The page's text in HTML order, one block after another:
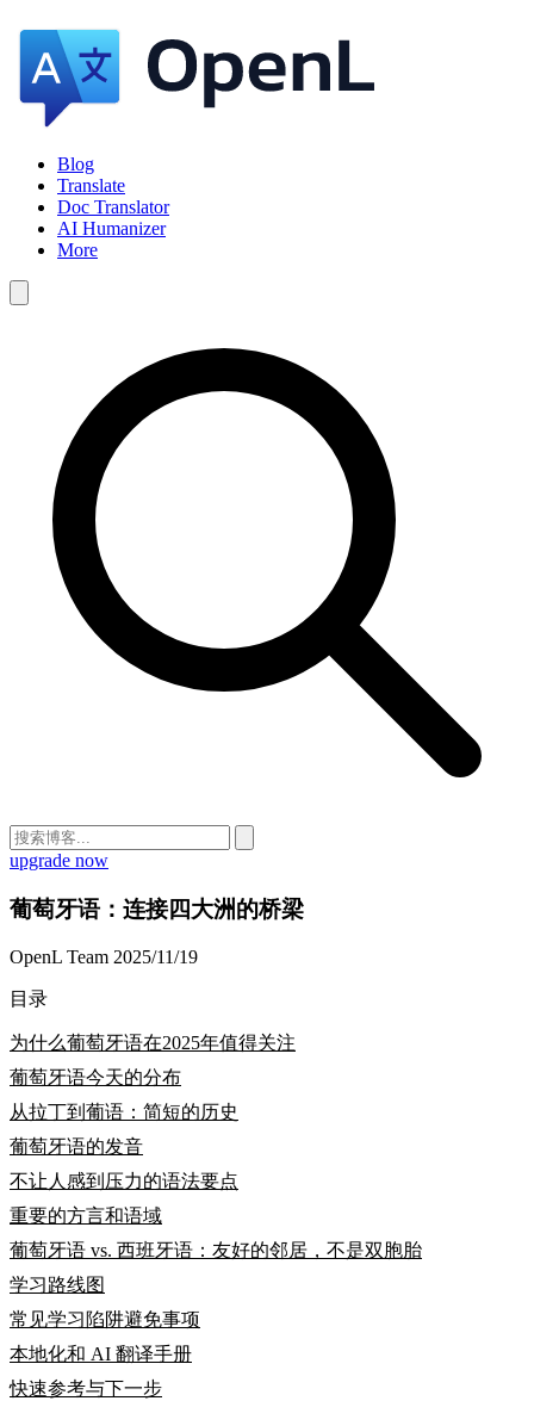
Blog
Translate
Doc Translator
AI Humanizer
More
upgrade now
葡萄牙语：连接四大洲的桥梁
OpenL Team 2025/11/19
目录
为什么葡萄牙语在2025年值得关注
葡萄牙语今天的分布
从拉丁到葡语：简短的历史
葡萄牙语的发音
不让人感到压力的语法要点
重要的方言和语域
葡萄牙语 vs. 西班牙语：友好的邻居，不是双胞胎
学习路线图
常见学习陷阱避免事项
本地化和 AI 翻译手册
快速参考与下一步